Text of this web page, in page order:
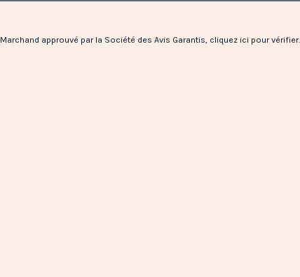
Marchand approuvé par la Société des Avis Garantis, cliquez ici pour vérifier.